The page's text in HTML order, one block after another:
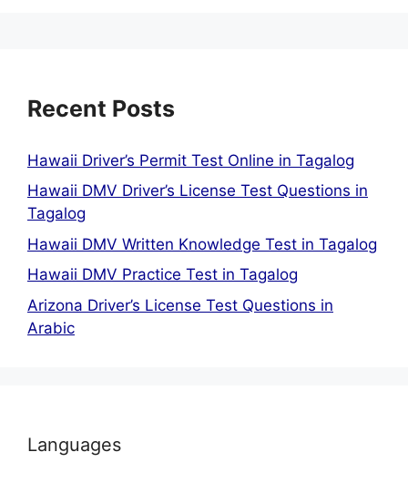
Recent Posts
Hawaii Driver’s Permit Test Online in Tagalog
Hawaii DMV Driver’s License Test Questions in
Tagalog
Hawaii DMV Written Knowledge Test in Tagalog
Hawaii DMV Practice Test in Tagalog
Arizona Driver’s License Test Questions in
Arabic
Languages